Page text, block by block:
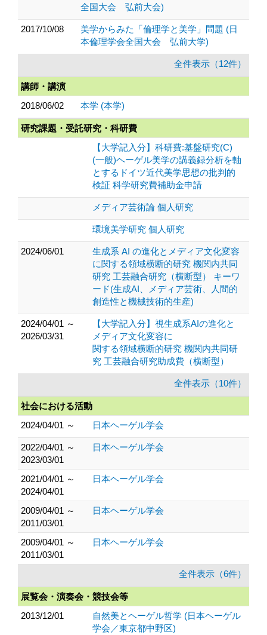
全国大会 弘前大会)
2017/10/08
美学からみた「倫理学と美学」問題 (日
本倫理学会全国大会 弘前大学)
全件表示（12件）
講師・講演
2018/06/02
本学 (本学)
研究課題・受託研究・科研費
【大学記入分】科研費:基盤研究(C)
(一般)ヘーゲル美学の講義録分析を軸
とするドイツ近代美学思想の批判的
検証 科学研究費補助金申請
メディア芸術論 個人研究
環境美学研究 個人研究
2024/06/01
生成系 AI の進化とメディア文化変容
に関する領域横断的研究 機関内共同
研究 工芸融合研究（横断型） キーワ
ード(生成AI、メディア芸術、人間的
創造性と機械技術的生産)
2024/04/01 ～
2026/03/31
【大学記入分】視生成系AIの進化と
メディア文化変容に
関する領域横断的研究 機関内共同研
究 工芸融合研究助成費（横断型）
全件表示（10件）
社会における活動
2024/04/01 ～
日本ヘーゲル学会
2022/04/01 ～
2023/03/01
日本ヘーゲル学会
2021/04/01 ～
2024/04/01
日本ヘーゲル学会
2009/04/01 ～
2011/03/01
日本ヘーゲル学会
2009/04/01 ～
2011/03/01
日本ヘーゲル学会
全件表示（6件）
展覧会・演奏会・競技会等
2013/12/01
自然美とヘーゲル哲学 (日本ヘーゲル
学会／東京都中野区)